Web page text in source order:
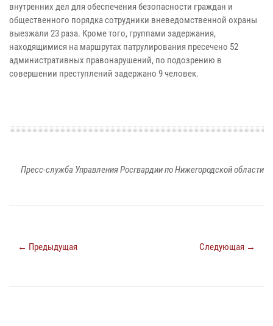
внутренних дел для обеспечения безопасности граждан и
общественного порядка сотрудники вневедомственной охраны
выезжали 23 раза. Кроме того, группами задержания,
находящимися на маршрутах патрулирования пресечено 52
административных правонарушений, по подозрению в
совершении преступлений задержано 9 человек.
Пресс-служба Управления Росгвардии по Нижегородской области
← Предыдущая Следующая →